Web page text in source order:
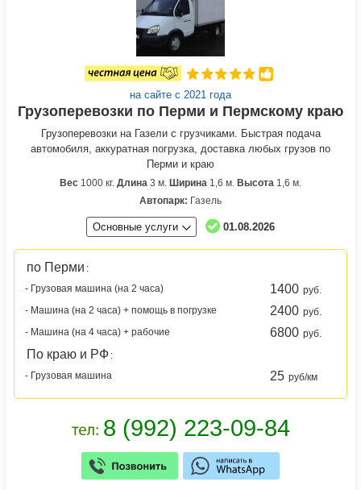
на сайте с 2021 года
Грузоперевозки по Перми и Пермскому краю
Грузоперевозки на Газели с грузчиками. Быстрая подача
автомобиля, аккуратная погрузка, доставка любых грузов по
Перми и краю
Вес 1000 кг. Длина 3 м. Ширина 1,6 м. Высота 1,6 м.
Автопарк: Газель
Основные услуги 01.08.2026
по Перми :
- Грузовая машина (на 2 часа)
1400 руб.
- Машина (на 2 часа) + помощь в погрузке
2400 руб.
- Машина (на 4 часа) + рабочие
6800 руб.
По краю и РФ :
- Грузовая машина
25 руб/км